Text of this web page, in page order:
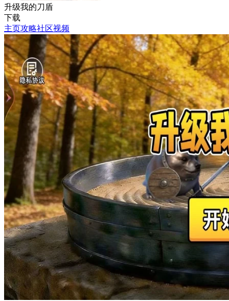
升级我的刀盾
下载
主页攻略社区视频